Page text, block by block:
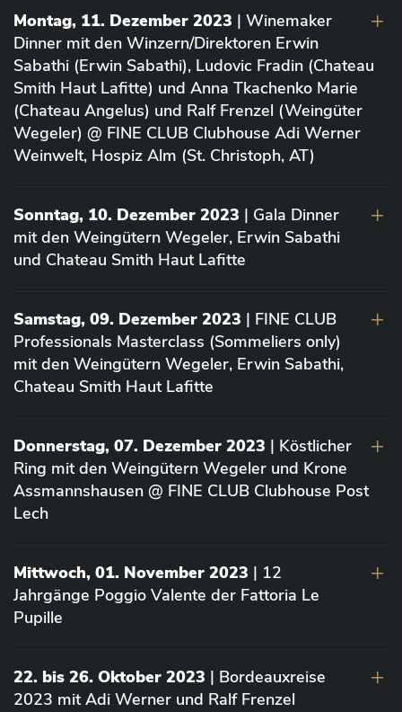
Montag, 11. Dezember 2023 | Winemaker
Dinner mit den Winzern/Direktoren Erwin
Sabathi (Erwin Sabathi), Ludovic Fradin (Chateau
Smith Haut Lafitte) und Anna Tkachenko Marie
(Chateau Angelus) und Ralf Frenzel (Weingüter
Wegeler) @ FINE CLUB Clubhouse Adi Werner
Weinwelt, Hospiz Alm (St. Christoph, AT)
Sonntag, 10. Dezember 2023 | Gala Dinner
mit den Weingütern Wegeler, Erwin Sabathi
und Chateau Smith Haut Lafitte
Samstag, 09. Dezember 2023 | FINE CLUB
Professionals Masterclass (Sommeliers only)
mit den Weingütern Wegeler, Erwin Sabathi,
Chateau Smith Haut Lafitte
Donnerstag, 07. Dezember 2023 | Köstlicher
Ring mit den Weingütern Wegeler und Krone
Assmannshausen @ FINE CLUB Clubhouse Post
Lech
Mittwoch, 01. November 2023 | 12
Jahrgänge Poggio Valente der Fattoria Le
Pupille
22. bis 26. Oktober 2023 | Bordeauxreise
2023 mit Adi Werner und Ralf Frenzel